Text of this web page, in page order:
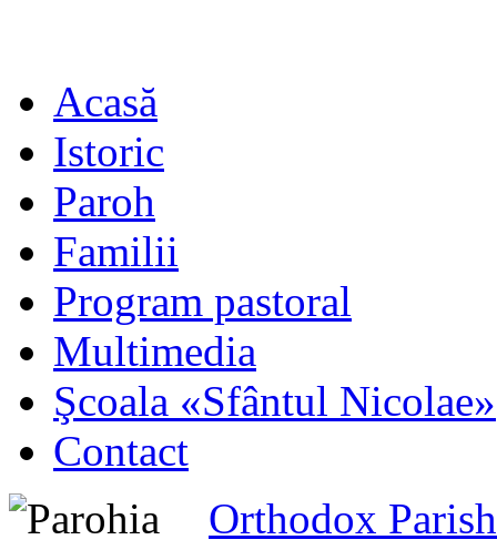
Acasă
Istoric
Paroh
Familii
Program pastoral
Multimedia
Şcoala «Sfântul Nicolae»
Contact
Orthodox